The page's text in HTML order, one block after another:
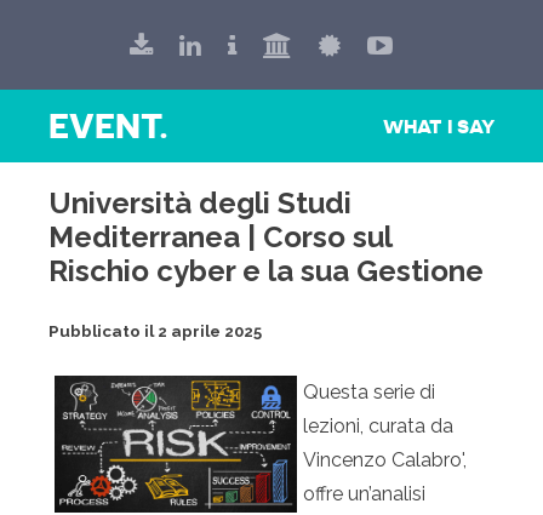
EVENT. WHAT I SAY
Università degli Studi
Mediterranea | Corso sul
Rischio cyber e la sua Gestione
Pubblicato il 2 aprile 2025
Questa serie di
lezioni, curata da
Vincenzo Calabro',
offre un’analisi